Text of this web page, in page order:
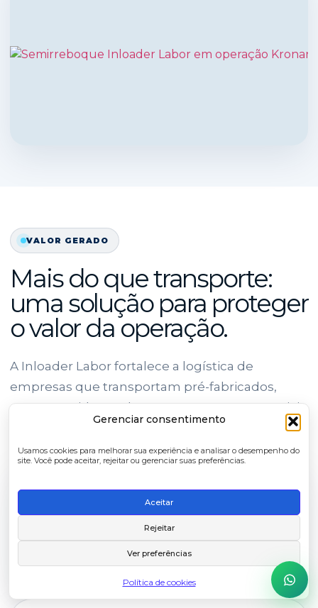
Gerenciar consentimento
Usamos cookies para melhorar sua experiência e analisar o desempenho do
site. Você pode aceitar, rejeitar ou gerenciar suas preferências.
Aceitar
Rejeitar
Ver preferências
Política de cookies
VALOR GERADO
Mais do que transporte:
uma solução para proteger
o valor da operação.
A Inloader Labor fortalece a logística de
empresas que transportam pré-fabricados,
concreto, vidro, rochas e outras cargas especiais
que exigem estabilidade e controle.
01
Menor exposição da carga durante a operação e o